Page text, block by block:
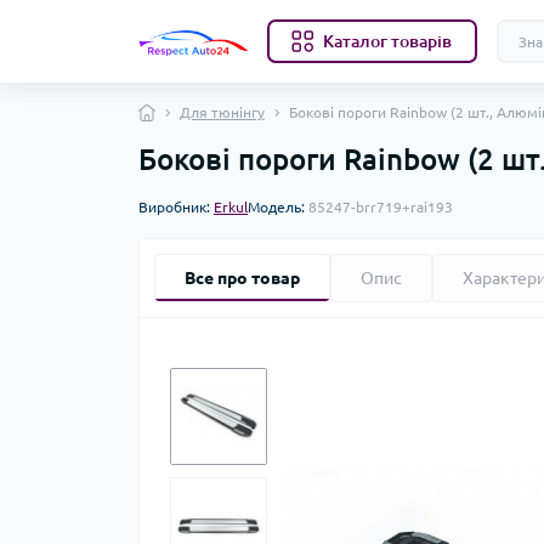
Каталог товарів
Для тюнінгу Бокові пороги Rainbow (2 шт.,
Бокові пороги Rainbow (2
Виробник: ErkulМодель: 85247-brr719+rai193
Все про товар Опис